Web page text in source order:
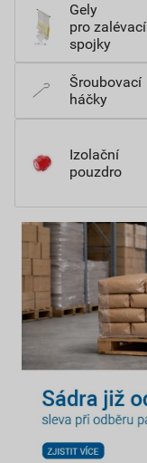
Gely
pro zalévací
spojky
Šroubovací
háčky
Izolační
pouzdro